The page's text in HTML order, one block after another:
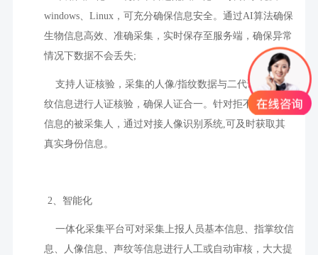
windows、 Linux，可充分确保信息安全。通过AI算法确保
生物信息高效、准确采集，实时保存至服务端，确保异常
情况下数据不会丢失;
支持人证核验，采集的人像/指纹数据与二代证照片/指
纹信息进行人证核验，确保人证合一。针对拒不交代身份
信息的被采集人，通过对接人像识别系统,可及时获取其
真实身份信息。
2、智能化
一体化采集平台可对采集上报人员基本信息、指掌纹信
息、人像信息、声纹等信息进行人工或自动审核，大大提